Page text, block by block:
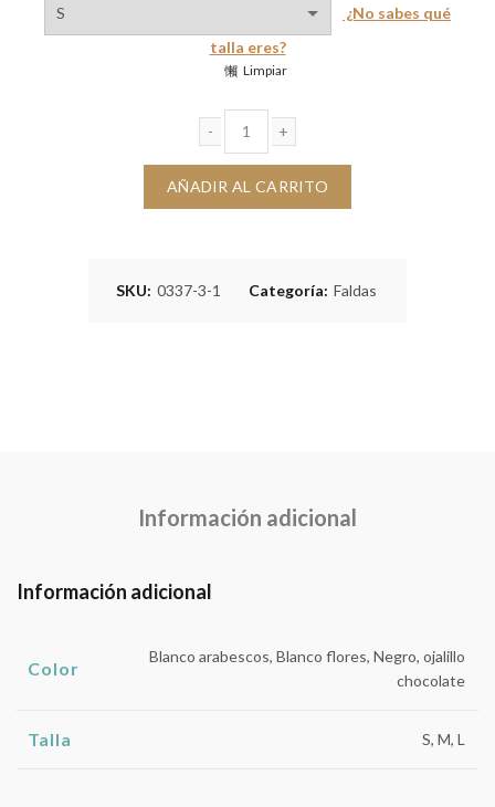
¿No sabes qué
talla eres?
Limpiar
Falda Enit ojalillo cantidad
AÑADIR AL CARRITO
SKU: 0337-3-1 Categoría: Faldas
Información adicional
Información adicional
Color
Blanco arabescos, Blanco flores, Negro, ojalillo
chocolate
Talla S, M, L